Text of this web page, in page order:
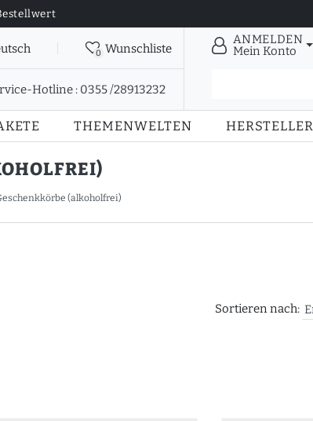
0 Wunschliste
Hotline : 0355 /28913232
ANMELDEN
Mein Konto
THEMENWELTEN HERSTELLER
(alkoholfrei)
Sortieren nach: